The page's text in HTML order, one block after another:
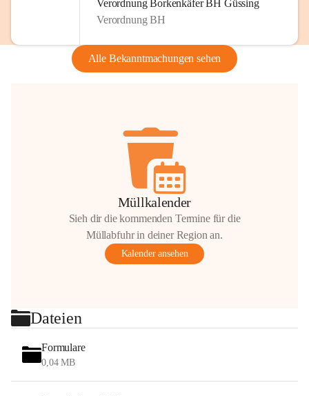
Verordnung Borkenkäfer BH Güssing
Verordnung BH
Alle Bekanntmachungen sehen
Müllkalender
Sieh dir die kommenden Termine für die
Müllabfuhr in deiner Region an.
Kalender ansehen
Dateien
Formulare
0,04 MB